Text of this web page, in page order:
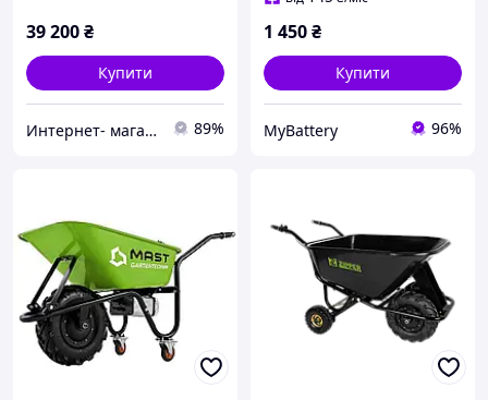
39 200₴
Купити
Интернет- магазин "AKB-OK" 89%
1 450₴
Купити
MyBattery 96%